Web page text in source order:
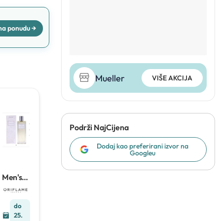
ponudu →
Men's
Collecti
on
Citrus
Tonic
toaletn
do
25.
Mueller VIŠE AKCIJA
Podrži NajCijena
Dodaj kao preferirani izvor na
Googleu